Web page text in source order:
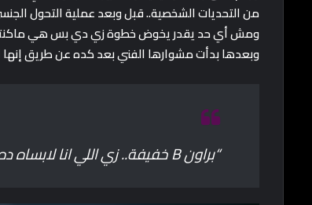
من التحديات الشخصية.. قبل وبعد عملية التحول
ومش أي حد يقدر يخوض خطوة زي دي بس هي
وبعدها بدأت مشوارها الفني بعد كده عن طريق
“براون B خفيفة.. زي اللي انا لابساه ده.. مركز معايا ولا باصص لي في الساندويتش”